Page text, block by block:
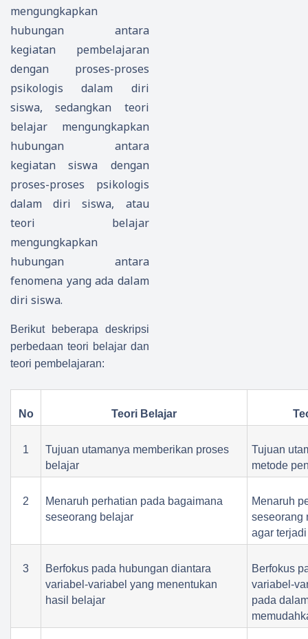
mengungkapkan
hubungan antara
kegiatan pembelajaran
dengan proses-proses
psikologis dalam diri
siswa, sedangkan teori
belajar mengungkapkan
hubungan antara
kegiatan siswa dengan
proses-proses psikologis
dalam diri siswa, atau
teori belajar
mengungkapkan
hubungan antara
fenomena yang ada dalam
diri siswa.
Berikut beberapa deskripsi
perbedaan teori belajar dan
teori pembelajaran:
No Teori Belajar
1
Tujuan utamanya memberikan proses
belajar
Tujuan
metode
2
Menaruh perhatian pada bagaimana
seseorang belajar
Menaruh
seseorang
agar
3
Berfokus pada hubungan diantara
variabel-variabel yang menentukan
hasil belajar
Berfokus
variabel-
pada